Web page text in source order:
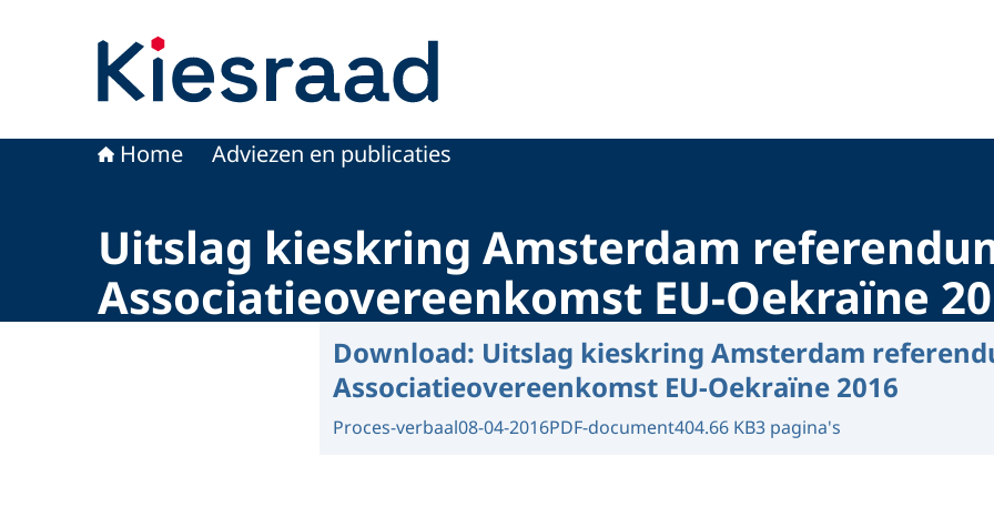
Home Adviezen en publicaties
Uitslag kieskring Amsterdam
Associatieovereenkomst EU-Oekraïne
Download: Uitslag kieskring Amsterdam
Associatieovereenkomst EU-Oekraïne 2016
Proces-verbaal08-04-2016PDF-document404.66 KB3 pagina's